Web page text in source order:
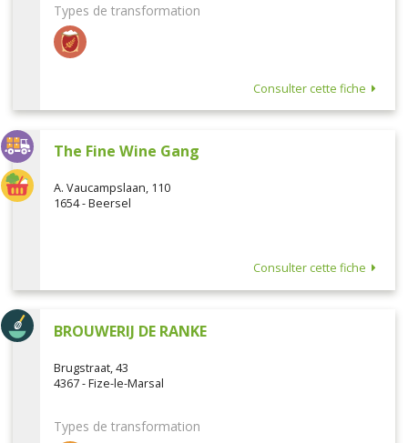
Types de transformation
Consulter cette fiche
The Fine Wine Gang
A. Vaucampslaan, 110
1654 - Beersel
Consulter cette fiche
BROUWERIJ DE RANKE
Brugstraat, 43
4367 - Fize-le-Marsal
Types de transformation